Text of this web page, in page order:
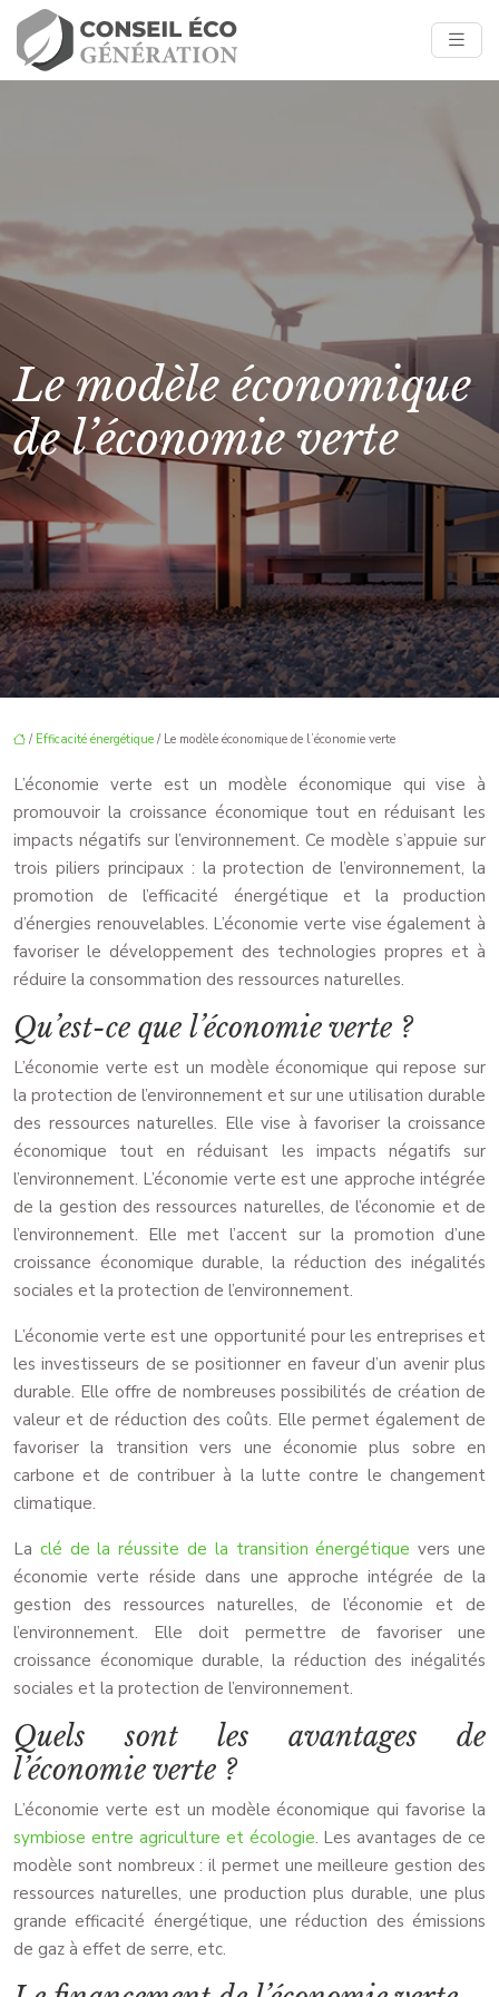
Le modèle économique
de l’économie verte
/ Efficacité énergétique / Le modèle économique de l’économie verte
L’économie verte est un modèle économique qui vise à
promouvoir la croissance économique tout en réduisant les
impacts négatifs sur l’environnement. Ce modèle s’appuie sur
trois piliers principaux : la protection de l’environnement, la
promotion de l’efficacité énergétique et la production
d’énergies renouvelables. L’économie verte vise également à
favoriser le développement des technologies propres et à
réduire la consommation des ressources naturelles.
Qu’est-ce que l’économie verte ?
L’économie verte est un modèle économique qui repose sur
la protection de l’environnement et sur une utilisation durable
des ressources naturelles. Elle vise à favoriser la croissance
économique tout en réduisant les impacts négatifs sur
l’environnement. L’économie verte est une approche intégrée
de la gestion des ressources naturelles, de l’économie et de
l’environnement. Elle met l’accent sur la promotion d’une
croissance économique durable, la réduction des inégalités
sociales et la protection de l’environnement.
L’économie verte est une opportunité pour les entreprises et
les investisseurs de se positionner en faveur d’un avenir plus
durable. Elle offre de nombreuses possibilités de création de
valeur et de réduction des coûts. Elle permet également de
favoriser la transition vers une économie plus sobre en
carbone et de contribuer à la lutte contre le changement
climatique.
La clé de la réussite de la transition énergétique vers une
économie verte réside dans une approche intégrée de la
gestion des ressources naturelles, de l’économie et de
l’environnement. Elle doit permettre de favoriser une
croissance économique durable, la réduction des inégalités
sociales et la protection de l’environnement.
Quels sont les avantages de
l’économie verte ?
L’économie verte est un modèle économique qui favorise la
symbiose entre agriculture et écologie. Les avantages de ce
modèle sont nombreux : il permet une meilleure gestion des
ressources naturelles, une production plus durable, une plus
grande efficacité énergétique, une réduction des émissions
de gaz à effet de serre, etc.